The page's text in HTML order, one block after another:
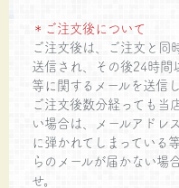
＊ご注文後について
ご注文後は、ご注文と同
送信され、その後24時間
等に関するメールを送信し
ご注文後数分経っても当
い場合は、メールアドレ
に弾かれてしまっている
らのメールが届かない場
せ。